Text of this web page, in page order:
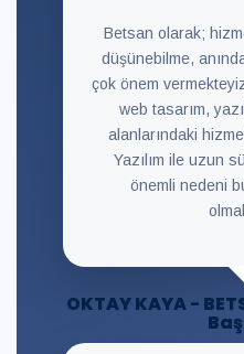
Betsan olarak;
düşünebilme,
çok önem
web tasarım,
alanlarındaki
Yazılım ile uzun
önemli nedeni
OKTAY KAYA -